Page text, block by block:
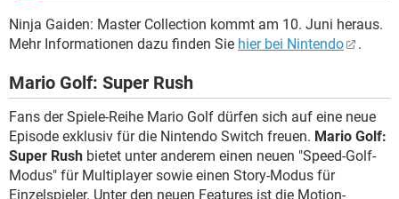
Ninja Gaiden: Master Collection kommt am 10. Juni heraus.
Mehr Informationen dazu finden Sie hier bei Nintendo .
Mario Golf: Super Rush
Fans der Spiele-Reihe Mario Golf dürfen sich auf eine neue
Episode exklusiv für die Nintendo Switch freuen. Mario Golf:
Super Rush bietet unter anderem einen neuen "Speed-Golf-
Modus" für Multiplayer sowie einen Story-Modus für
Einzelspieler. Unter den neuen Features ist die Motion-